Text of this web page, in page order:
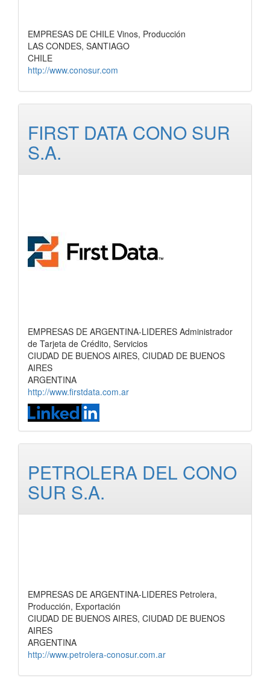
EMPRESAS DE CHILE Vinos, Producción
LAS CONDES, SANTIAGO
CHILE
http://www.conosur.com
FIRST DATA CONO SUR
S.A.
EMPRESAS DE ARGENTINA-LIDERES Administrador
de Tarjeta de Crédito, Servicios
CIUDAD DE BUENOS AIRES, CIUDAD DE BUENOS
AIRES
ARGENTINA
http://www.firstdata.com.ar
PETROLERA DEL CONO
SUR S.A.
EMPRESAS DE ARGENTINA-LIDERES Petrolera,
Producción, Exportación
CIUDAD DE BUENOS AIRES, CIUDAD DE BUENOS
AIRES
ARGENTINA
http://www.petrolera-conosur.com.ar